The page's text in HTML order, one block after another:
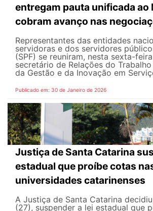
entregam pauta unificada ao
cobram avanço nas
Representantes das entidades
servidoras e dos servidores
(SPF) se reuniram, nesta sexta-
secretário de Relações do
da Gestão e da Inovação em
Publicado em: 30 de Janeiro de 2026
Justiça de Santa Catarina
estadual que proíbe cotas
universidades catarinenses
A Justiça de Santa Catarina
(27), suspender a lei estadual que